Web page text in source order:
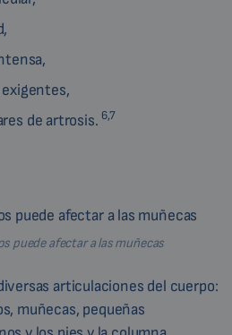
de artrosis. 6,7
puede afectar a las muñecas
articulaciones del cuerpo:
muñecas, pequeñas